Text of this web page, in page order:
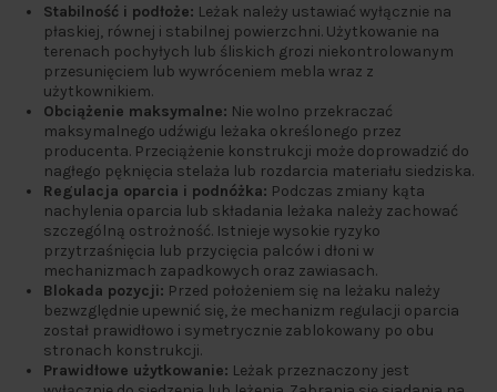
Stabilność i podłoże: Leżak należy ustawiać wyłącznie na
płaskiej, równej i stabilnej powierzchni. Użytkowanie na
terenach pochyłych lub śliskich grozi niekontrolowanym
przesunięciem lub wywróceniem mebla wraz z
użytkownikiem.
Obciążenie maksymalne: Nie wolno przekraczać
maksymalnego udźwigu leżaka określonego przez
producenta. Przeciążenie konstrukcji może doprowadzić do
nagłego pęknięcia stelaża lub rozdarcia materiału siedziska.
Regulacja oparcia i podnóżka: Podczas zmiany kąta
nachylenia oparcia lub składania leżaka należy zachować
szczególną ostrożność. Istnieje wysokie ryzyko
przytrzaśnięcia lub przycięcia palców i dłoni w
mechanizmach zapadkowych oraz zawiasach.
Blokada pozycji: Przed położeniem się na leżaku należy
bezwzględnie upewnić się, że mechanizm regulacji oparcia
został prawidłowo i symetrycznie zablokowany po obu
stronach konstrukcji.
Prawidłowe użytkowanie: Leżak przeznaczony jest